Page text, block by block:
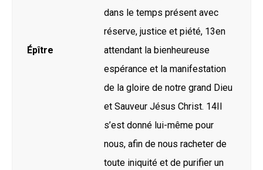
Épître
dans le temps présent avec
réserve, justice et piété, 13en
attendant la bienheureuse
espérance et la manifestation
de la gloire de notre grand Dieu
et Sauveur Jésus Christ. 14Il
s’est donné lui-même pour
nous, afin de nous racheter de
toute iniquité et de purifier un